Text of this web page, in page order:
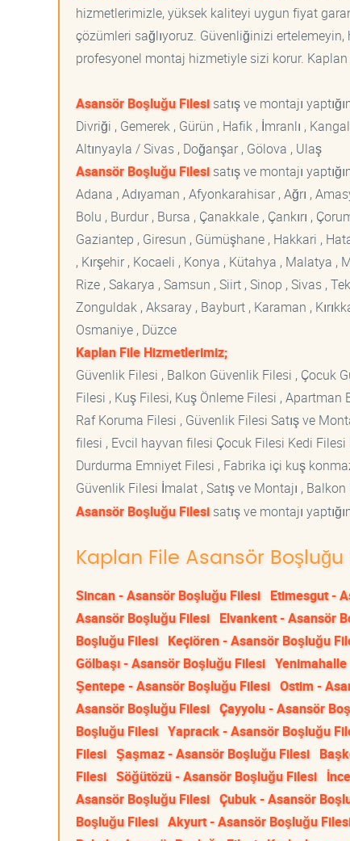
hizmetlerimizle, yüksek kaliteyi uygun fiyat
çözümleri sağlıyoruz. Güvenliğinizi ertelemeyin,
profesyonel montaj hizmetiyle sizi korur.
Asansör Boşluğu Filesisatış ve montajı
Divriği , Gemerek , Gürün , Hafik , İmranlı ,
Altınyayla / Sivas , Doğanşar , Gölova , Ulaş
Asansör Boşluğu Filesisatış ve montajı
Adana , Adıyaman , Afyonkarahisar , Ağrı ,
Bolu , Burdur , Bursa , Çanakkale , Çankırı ,
Gaziantep , Giresun , Gümüşhane , Hakkari ,
, Kırşehir , Kocaeli , Konya , Kütahya , Malatya
Rize , Sakarya , Samsun , Siirt , Sinop , Sivas ,
Zonguldak , Aksaray , Bayburt , Karaman ,
Osmaniye , Düzce
Kaplan File Hizmetlerimiz;
Güvenlik Filesi , Balkon Güvenlik Filesi , Çocuk
Filesi , Kuş Filesi, Kuş Önleme Filesi ,
Raf Koruma Filesi , Güvenlik Filesi Satış ve
filesi , Evcil hayvan filesi Çocuk Filesi Kedi Filesi
Durdurma Emniyet Filesi , Fabrika içi kuş
Güvenlik Filesi İmalat , Satış ve Montajı ,
Asansör Boşluğu Filesisatış ve montajı
Kaplan File Asansör
Sincan - Asansör Boşluğu Filesi Etimesgut -
Asansör Boşluğu Filesi Elvankent - Asansör
Boşluğu Filesi Keçiören - Asansör Boşluğu
Gölbaşı - Asansör Boşluğu Filesi
Şentepe - Asansör Boşluğu Filesi Ostim -
Asansör Boşluğu Filesi Çayyolu - Asansör
Boşluğu Filesi Yapracık - Asansör Boşluğu
Filesi Şaşmaz - Asansör Boşluğu Filesi
Filesi Söğütözü - Asansör Boşluğu Filesi
Asansör Boşluğu Filesi Çubuk - Asansör
Boşluğu Filesi Akyurt - Asansör Boşluğu